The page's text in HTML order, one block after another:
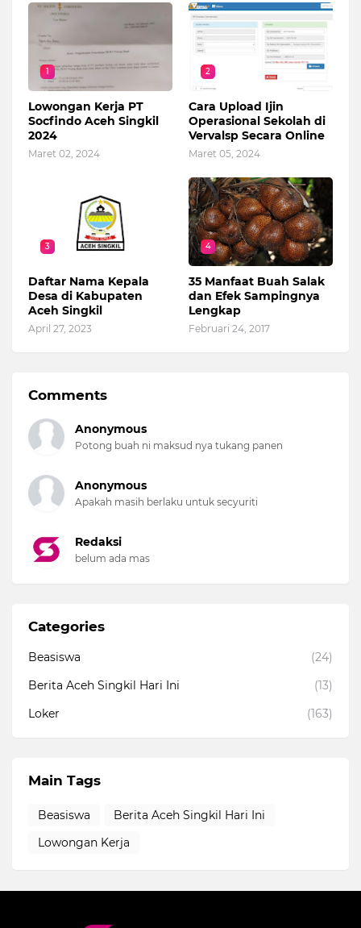
1
Lowongan Kerja PT
Socfindo Aceh Singkil
2024
Maret 02, 2024
2
Cara Upload Ijin
Operasional Sekolah di
Vervalsp Secara Online
Maret 05, 2024
3
Daftar Nama Kepala
Desa di Kabupaten
Aceh Singkil
April 27, 2023
4
35 Manfaat Buah Salak
dan Efek Sampingnya
Lengkap
Februari 24, 2017
Comments
Anonymous
Potong buah ni maksud nya tukang panen
Anonymous
Apakah masih berlaku untuk secyuriti
Redaksi
belum ada mas
Categories
Beasiswa
(24)
Berita Aceh Singkil Hari Ini
(13)
Loker
(163)
Main Tags
Beasiswa
Berita Aceh Singkil Hari Ini
Lowongan Kerja